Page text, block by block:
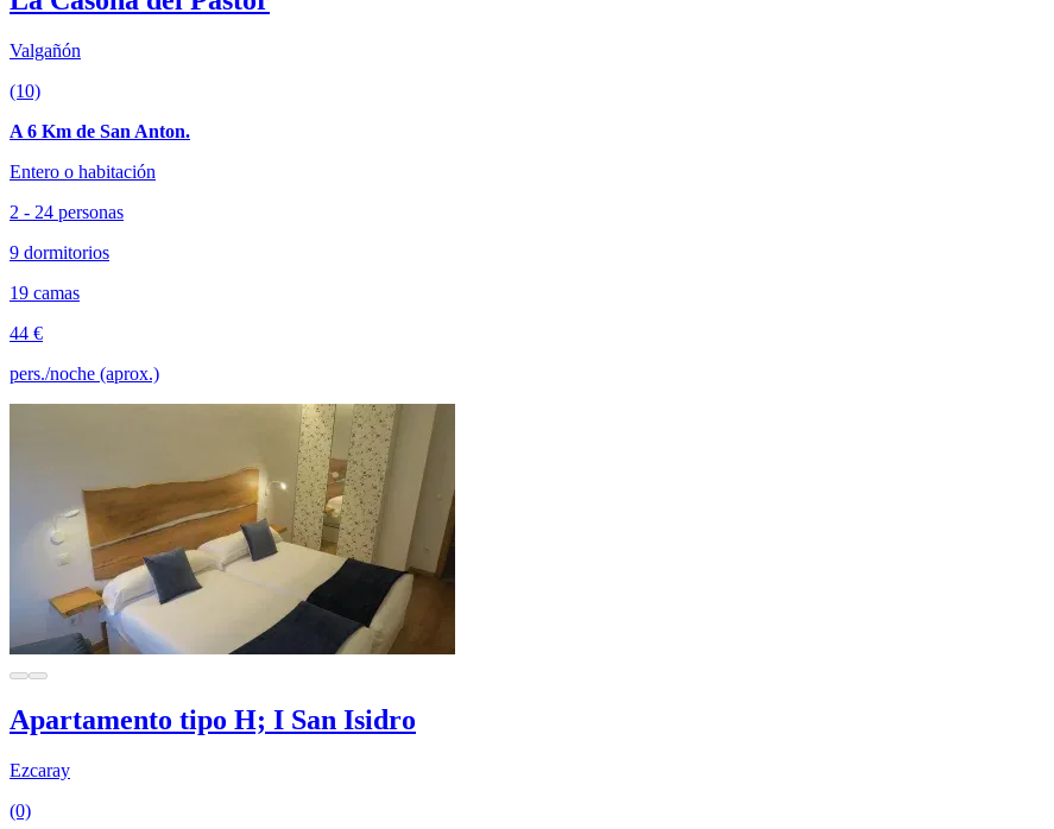
Valgañón
(10)
A 6 Km de San Anton.
Entero o habitación
2 - 24 personas
9 dormitorios
19 camas
44 €
pers./noche (aprox.)
Apartamento tipo H; I San Isidro
Ezcaray
(0)